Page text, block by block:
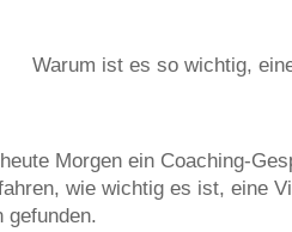
Warum ist es so wichtig,
Morgen ein Coaching-
wie wichtig es ist, eine
gefunden.